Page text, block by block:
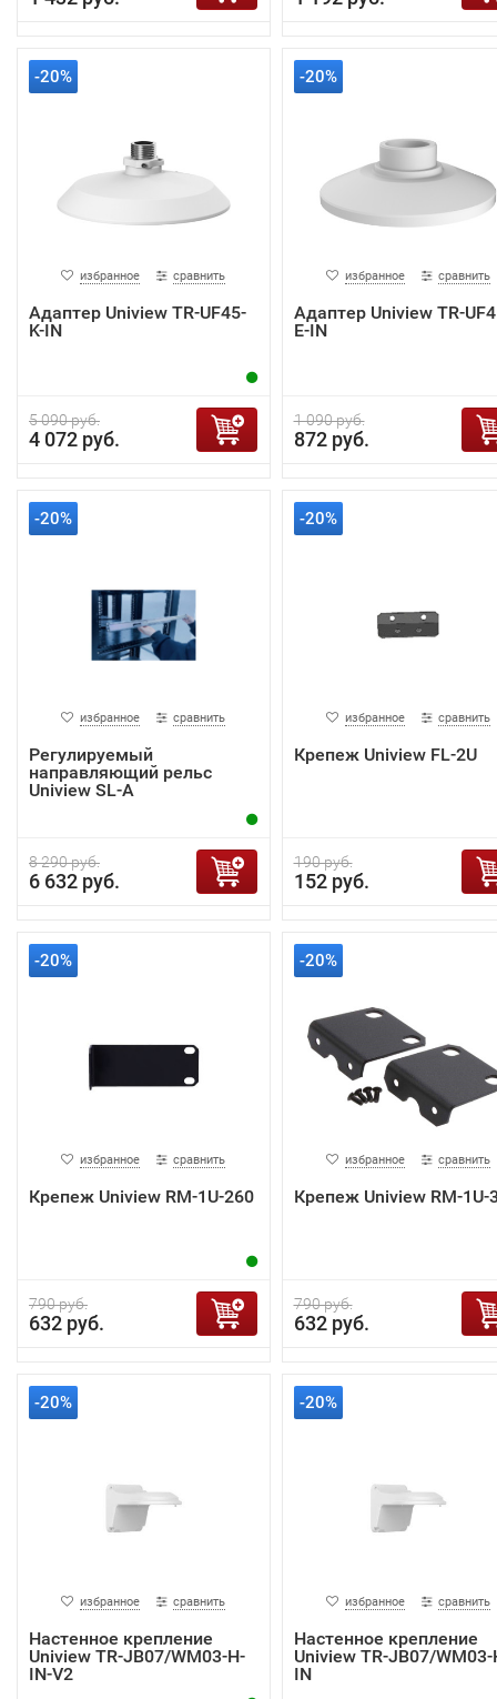
-20%
избранное сравнить
Адаптер Uniview TR-UF45-
K-IN
5 090 руб.
4 072 руб.
-20%
избранное сравнить
Адаптер Uniview TR-
E-IN
1 090 руб.
872 руб.
-20%
избранное сравнить
Регулируемый
направляющий рельс
Uniview SL-A
8 290 руб.
6 632 руб.
-20%
избранное сравнить
Крепеж Uniview FL-2U
190 руб.
152 руб.
-20%
избранное сравнить
Крепеж Uniview RM-1U-260
790 руб.
632 руб.
-20%
избранное сравнить
Крепеж Uniview RM-1U-
790 руб.
632 руб.
-20%
избранное сравнить
Настенное крепление
Uniview TR-JB07/WM03-H-
IN-V2
-20%
избранное сравнить
Настенное крепление
Uniview TR-JB07/WM03-
IN